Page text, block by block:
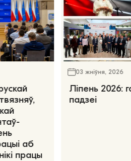
аб
працы
03 жніўня, 2026
Ліпень 2026:
падзеі